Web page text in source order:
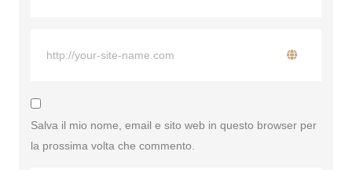
Salva il mio nome, email e sito web in questo browser per
la prossima volta che commento.